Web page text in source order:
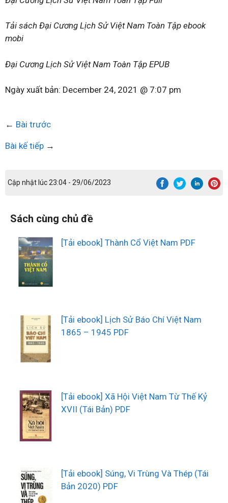
Tải sách Đại Cương Lịch Sử Việt Nam Toàn Tập ebook
mobi
Đại Cương Lịch Sử Việt Nam Toàn Tập EPUB
Ngày xuất bản: December 24, 2021 @ 7:07 pm
← Bài trước
Bài kế tiếp →
Cập nhật lúc 23:04 - 29/06/2023
Sách cùng chủ đề
[Tải ebook] Thành Cổ Việt Nam PDF
[Tải ebook] Lịch Sử Báo Chí Việt Nam
1865 – 1945 PDF
[Tải ebook] Xã Hội Việt Nam Từ Thế Kỷ
XVII (Tái Bản) PDF
[Tải ebook] Súng, Vi Trùng Và Thép (Tái
Bản 2020) PDF